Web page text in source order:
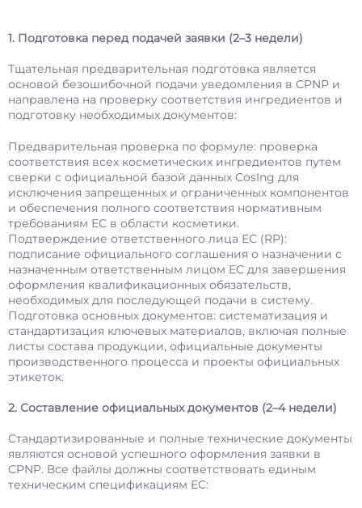
1. Подготовка перед подачей заявки (2–3 недели)
Тщательная предварительная подготовка является
основой безошибочной подачи уведомления в CPNP и
направлена на проверку соответствия ингредиентов и
подготовку необходимых документов:
Предварительная проверка по формуле: проверка
соответствия всех косметических ингредиентов путем
сверки с официальной базой данных CosIng для
исключения запрещенных и ограниченных компонентов
и обеспечения полного соответствия нормативным
требованиям ЕС в области косметики.
Подтверждение ответственного лица ЕС (RP):
подписание официального соглашения о назначении с
назначенным ответственным лицом ЕС для завершения
оформления квалификационных обязательств,
необходимых для последующей подачи в систему.
Подготовка основных документов: систематизация и
стандартизация ключевых материалов, включая полные
листы состава продукции, официальные документы
производственного процесса и проекты официальных
этикеток.
2. Составление официальных документов (2–4 недели)
Стандартизированные и полные технические документы
являются основой успешного оформления заявки в
CPNP. Все файлы должны соответствовать единым
техническим спецификациям ЕС: